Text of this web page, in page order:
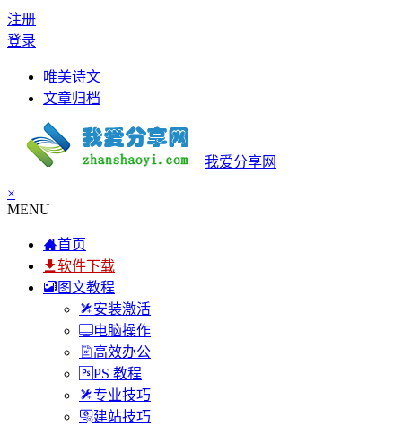
注册
登录
唯美诗文
文章归档
我爱分享网
×
MENU
首页
软件下载
图文教程
安装激活
电脑操作
高效办公
PS 教程
专业技巧
建站技巧